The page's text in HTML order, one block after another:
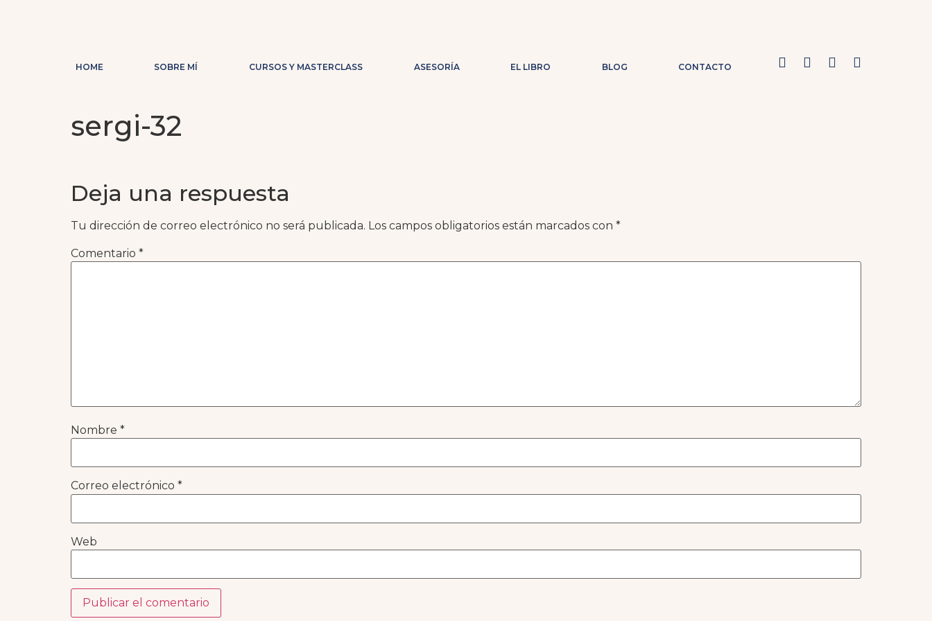
HOME SOBRE MÍ CURSOS Y MASTERCLASS ASESORÍA EL LIBRO BLOG CONTACTO
sergi-32
Deja una respuesta
Tu dirección de correo electrónico no será publicada. Los campos obligatorios están marcados con *
Comentario *
Nombre *
Correo electrónico *
Web